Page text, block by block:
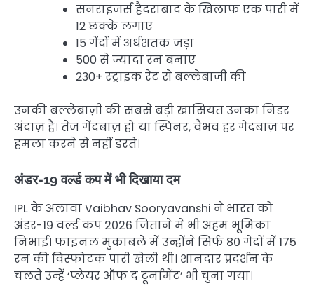
सनराइजर्स हैदराबाद के खिलाफ एक पारी में
12 छक्के लगाए
15 गेंदों में अर्धशतक जड़ा
500 से ज्यादा रन बनाए
230+ स्ट्राइक रेट से बल्लेबाज़ी की
उनकी बल्लेबाज़ी की सबसे बड़ी खासियत उनका निडर
अंदाज़ है। तेज गेंदबाज़ हो या स्पिनर, वैभव हर गेंदबाज़ पर
हमला करने से नहीं डरते।
अंडर-19 वर्ल्ड कप में भी दिखाया दम
IPL के अलावा Vaibhav Sooryavanshi ने भारत को
अंडर-19 वर्ल्ड कप 2026 जिताने में भी अहम भूमिका
निभाई। फाइनल मुकाबले में उन्होंने सिर्फ 80 गेंदों में 175
रन की विस्फोटक पारी खेली थी। शानदार प्रदर्शन के
चलते उन्हें ‘प्लेयर ऑफ द टूर्नामेंट’ भी चुना गया।